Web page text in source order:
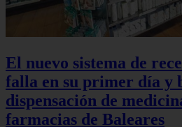
El nuevo sistema de
falla en su primer día y
dispensación de
farmacias de Baleares